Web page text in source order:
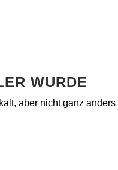
WURDE
aber nicht ganz